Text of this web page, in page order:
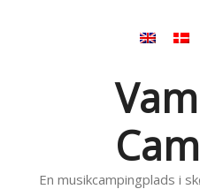
En musikcampingplads i